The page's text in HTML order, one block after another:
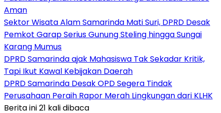
Aman
Sektor Wisata Alam Samarinda Mati Suri, DPRD Desak
Pemkot Garap Serius Gunung Steling hingga Sungai
Karang Mumus
DPRD Samarinda ajak Mahasiswa Tak Sekadar Kritik,
Tapi Ikut Kawal Kebijakan Daerah
DPRD Samarinda Desak OPD Segera Tindak
Perusahaan Peraih Rapor Merah Lingkungan dari KLHK
Berita ini 21 kali dibaca